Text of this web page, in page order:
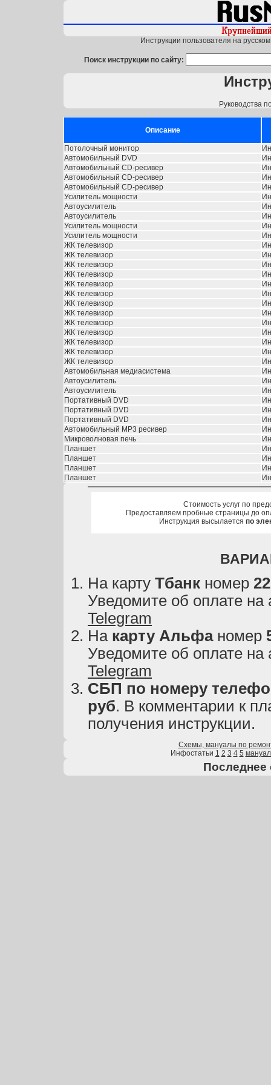
Инструкции пользователя на
Поиск инструкции по сайту:
Руководства
Описание
Потолочный монитор
Автомобильный DVD
Автомобильный CD-ресивер
Автомобильный CD-ресивер
Автомобильный CD-ресивер
Усилитель мощности
Автоусилитель
Автоусилитель
Усилитель мощности
Усилитель мощности
ЖК телевизор
ЖК телевизор
ЖК телевизор
ЖК телевизор
ЖК телевизор
ЖК телевизор
ЖК телевизор
ЖК телевизор
ЖК телевизор
ЖК телевизор
ЖК телевизор
ЖК телевизор
ЖК телевизор
Автомобильная медиасистема
Автоусилитель
Автоусилитель
Портативный DVD
Портативный DVD
Портативный DVD
Автомобильный MP3 ресивер
Микроволновая печь
Планшет
Планшет
Планшет
Планшет
Стоимость услуг по
Предоставляем пробные страницы до
Инструкция высылается по
На карту Тбанк номер
Уведомите об оплате на
Telegram
На карту Альфаномер
Уведомите об оплате на
Telegram
СБП по номеру
руб. В комментарии к
получения инструкции.
Схемы, мануалы по
Инфостатьи 1 2 3 4 5